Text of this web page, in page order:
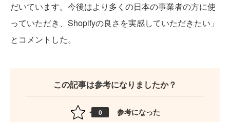
だいています。今後はより多くの日本の事業者の方に使
っていただき、Shopifyの良さを実感していただきたい」
とコメントした。
この記事は参考になりましたか？
0 参考になった